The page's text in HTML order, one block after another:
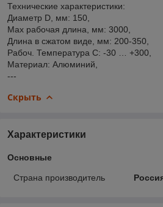
Технические характеристики:
Диаметр D, мм: 150,
Мах рабочая длина, мм: 3000,
Длина в сжатом виде, мм: 200-350,
Рабоч. Температура С: -30 … +300,
Материал: Алюминий,
---
Скрыть
Характеристики
Основные
Страна производитель